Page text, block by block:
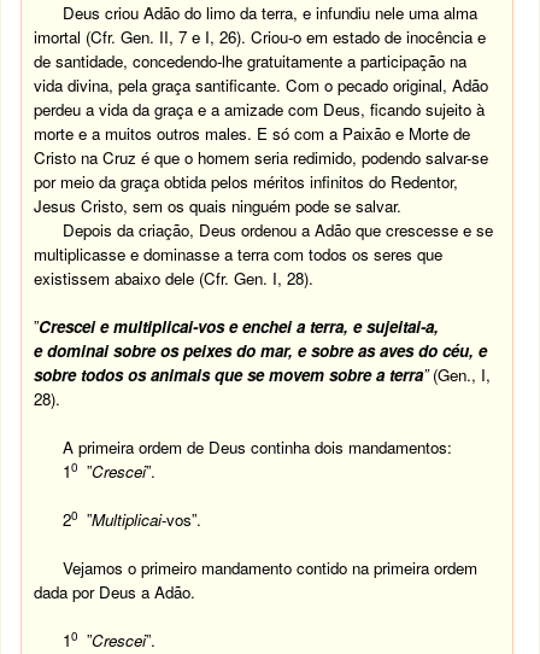
Deus criou Adão do limo da terra, e infundiu nele uma alma
imortal (Cfr. Gen. II, 7 e I, 26). Criou-o em estado de inocência e
de santidade, concedendo-lhe gratuitamente a participação na
vida divina, pela graça santificante. Com o pecado original, Adão
perdeu a vida da graça e a amizade com Deus, ficando sujeito à
morte e a muitos outros males. E só com a Paixão e Morte de
Cristo na Cruz é que o homem seria redimido, podendo salvar-se
por meio da graça obtida pelos méritos infinitos do Redentor,
Jesus Cristo, sem os quais ninguém pode se salvar.
Depois da criação, Deus ordenou a Adão que crescesse e se
multiplicasse e dominasse a terra com todos os seres que
existissem abaixo dele (Cfr. Gen. I, 28).
”Crescei e multiplicai-vos e enchei a terra, e sujeitai-a,
e dominai sobre os peixes do mar, e sobre as aves do céu, e
sobre todos os animais que se movem sobre a terra”(Gen., I,
28).
A primeira ordem de Deus continha dois mandamentos:
10 ”Crescei”.
20 ”Multiplicai-vos”.
Vejamos o primeiro mandamento contido na primeira ordem
dada por Deus a Adão.
10 ”Crescei”.